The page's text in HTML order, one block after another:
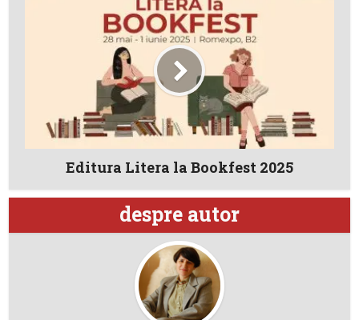
Editura Litera la Bookfest 2025
despre autor